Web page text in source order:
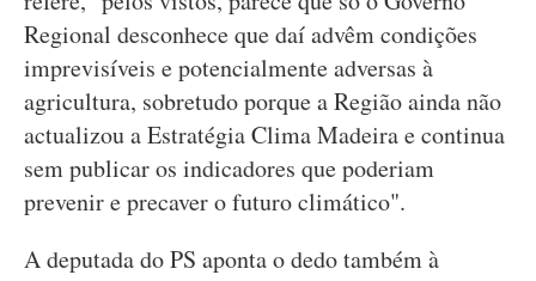
Regional desconhece que daí advêm condições
imprevisíveis e potencialmente adversas à
agricultura, sobretudo porque a Região ainda não
actualizou a Estratégia Clima Madeira e continua
sem publicar os indicadores que poderiam
prevenir e precaver o futuro climático".
A deputada do PS aponta o dedo também à